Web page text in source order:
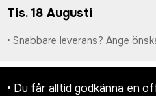
Tis. 18 Augusti
• Snabbare leverans? Ange
• Du får alltid godkänna en